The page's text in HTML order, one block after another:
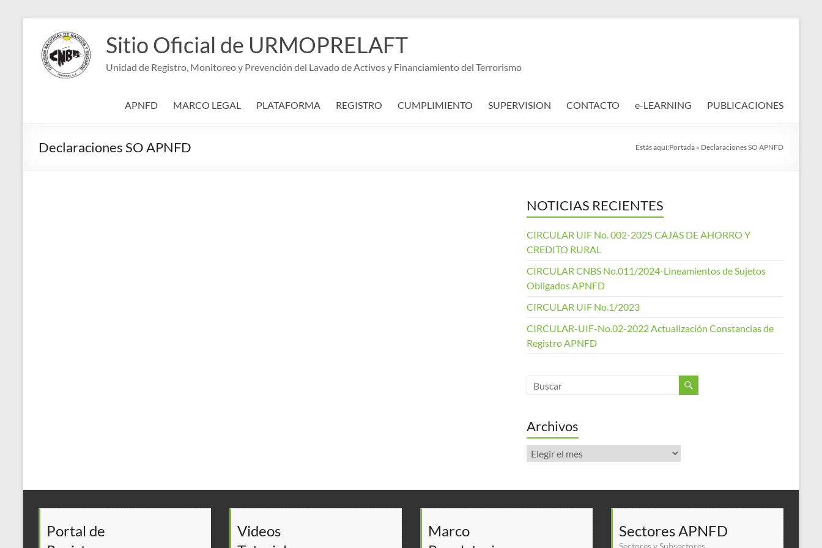
contenido
Sitio Oficial de URMOPRELAFT
Unidad de Registro, Monitoreo y Prevención del Lavado de Activos y Financiamiento del Terrorismo
APNFD MARCO LEGAL PLATAFORMA REGISTRO CUMPLIMIENTO SUPERVISION CONTACTO e-LEARNING PUBLICACIONES
Declaraciones SO APNFD Estás aquí:Portada » Declaraciones SO APNFD
NOTICIAS RECIENTES
CIRCULAR UIF No. 002-2025 CAJAS DE AHORRO Y
CREDITO RURAL
CIRCULAR CNBS No.011/2024-Lineamientos de Sujetos
Obligados APNFD
CIRCULAR UIF No.1/2023
CIRCULAR-UIF-No.02-2022 Actualización Constancias de
Registro APNFD
Archivos
Archivos
Portal de
Videos
Marco
Sectores APNFD
Sectores y Subsectores